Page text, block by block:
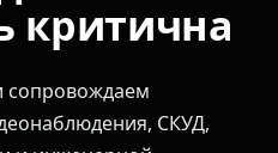
критична
сопровождаем
СКУД,